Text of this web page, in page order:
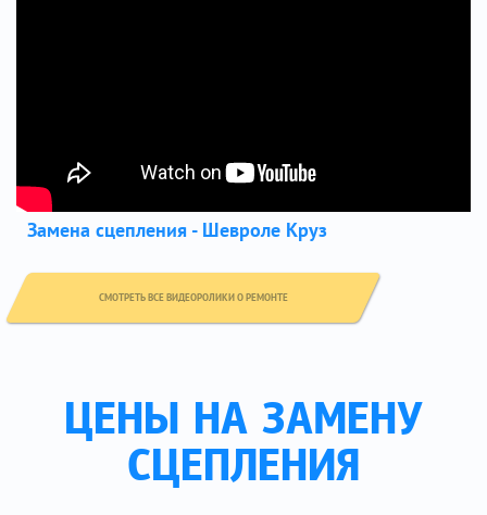
Замена сцепления - Шевроле Круз
СМОТРЕТЬ ВСЕ ВИДЕОРОЛИКИ О РЕМОНТЕ
ЦЕНЫ НА ЗАМЕНУ
СЦЕПЛЕНИЯ